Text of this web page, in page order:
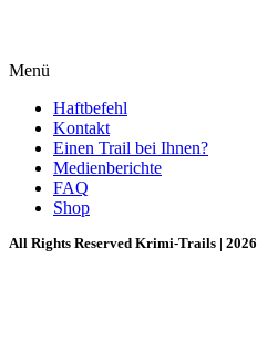
Menü
Haftbefehl
Kontakt
Einen Trail bei Ihnen?
Medienberichte
FAQ
Shop
All Rights Reserved Krimi-Trails | 2026